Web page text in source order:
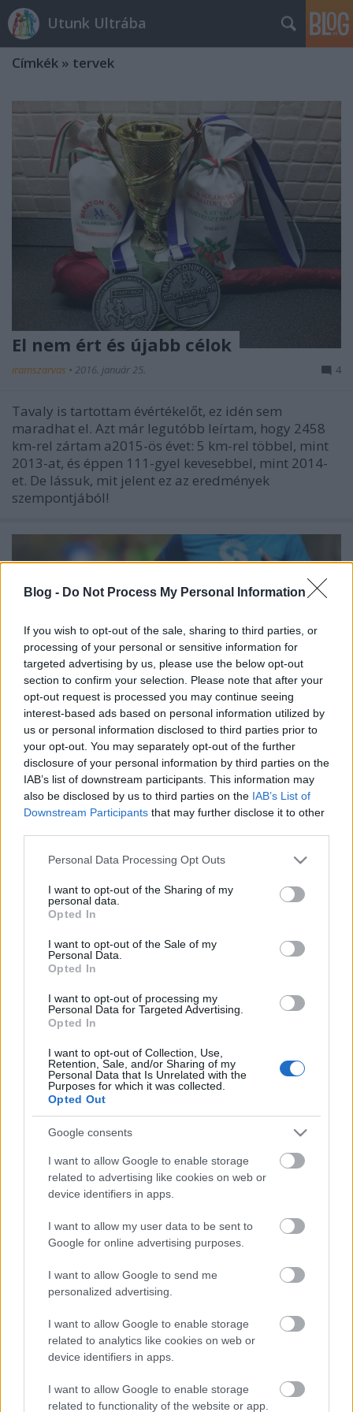
Blog - Do Not Process My Personal Information
If you wish to opt-out of the sale, sharing to third parties, or
processing of your personal or sensitive information for
targeted advertising by us, please use the below opt-out
section to confirm your selection. Please note that after your
opt-out request is processed you may continue seeing
interest-based ads based on personal information utilized by
us or personal information disclosed to third parties prior to
your opt-out. You may separately opt-out of the further
disclosure of your personal information by third parties on the
IAB’s list of downstream participants. This information may
also be disclosed by us to third parties on the IAB’s List of
Downstream Participants that may further disclose it to other
Please note that this website/app uses one or more Google
not limited to your visit or usage behaviour. You may click to
grant or deny consent to Google and its third-party tags to
use your data for below specified purposes in below Google
consent section.
Personal Data Processing Opt Outs
I want to opt-out of the Sharing of my
personal data.
Opted In
I want to opt-out of the Sale of my
Personal Data.
Opted In
I want to opt-out of processing my
Personal Data for Targeted Advertising.
Opted In
I want to opt-out of Collection, Use,
Retention, Sale, and/or Sharing of my
Personal Data that Is Unrelated with the
Purposes for which it was collected.
Opted Out
Google consents
I want to allow Google to enable storage
related to advertising like cookies on web or
device identifiers in apps.
I want to allow my user data to be sent to
Google for online advertising purposes.
I want to allow Google to send me
personalized advertising.
I want to allow Google to enable storage
related to analytics like cookies on web or
device identifiers in apps.
I want to allow Google to enable storage
related to functionality of the website or app.
Utunk Ultrába
Címkék » tervek
El nem ért és újabb célok
iramszarvas • 2016. január 25. 4
Tavaly is tartottam évértékelőt, ez idén sem
maradhat el. Azt már legutóbb leírtam, hogy 2458
km-rel zártam a2015-ös évet: 5 km-rel többel, mint
2013-at, és éppen 111-gyel kevesebbel, mint 2014-
et. De lássuk, mit jelent ez az eredmények
szempontjából!
Céltalanul
iramszarvas•2015. január 26.
ellenére is nagyon sikeresnek éreztem. Azt hiszem,
azonban az a következménye, hogy nem igazán
vonzanak újabb kihívások: úgy érzem, nagyjából
Alea iacta est
iramszarvas•2013. december 12.
az Ultrabalatonra. Úgy véltük sem Pannonfunk, sem
Ulrik jelenlegi felkészültsége nem biztat azzal, hogy
jövőre jó eséllyel próbálkozzunk meg eredeti
célkitűzésünk elérésére. Ezzel ők is egyetértettek, és
Évzáró, bizonyítvány
iramszarvas•2013. január 02.
Legutóbbi beszámolómból kimaradt a kilométerek
összegzése. Nem olyan nagy baj, hiszen év végén
amúgy is meg kell számolni a kilométereket. Ott
kerek 250 kilométer edzést írtam össze, utána még
összegzésnél ez 1901 km…
Júniusban újrakezdjük
iramszarvas•2012. július 16.